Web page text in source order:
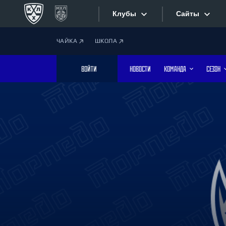
Клубы
Дивизион Боброва
Лада
Сайты
Фотобанк
ЧАЙКА ШКОЛА
ВОЙТИ НОВОСТИ КОМАНДА СЕЗОН